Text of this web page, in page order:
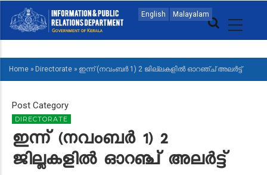
main
English Malayalam
MAIN
NAVIGATION
MALAYALAM
BREADCRUMB
Home » Directorate » ഇന്ന് (നവംബർ 1) 2 ജില്ലകളിൽ ഓറഞ്ച് അലർട്ട്
Post Category
DIRECTORATE
ഇന്ന് (നവംബർ 1) 2
ജില്ലകളിൽ ഓറഞ്ച് അലർട്ട്